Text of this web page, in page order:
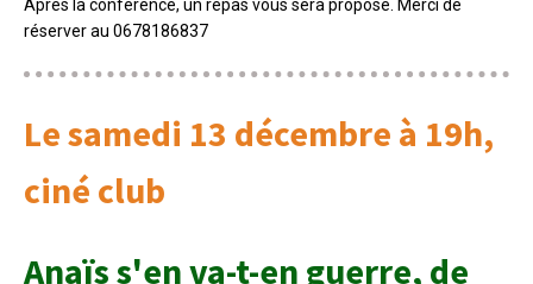
Après la conférence, un repas vous sera proposé. Merci de
réserver au 0678186837
Le samedi 13 décembre à 19h,
ciné club
Anaïs s'en va-t-en guerre, de